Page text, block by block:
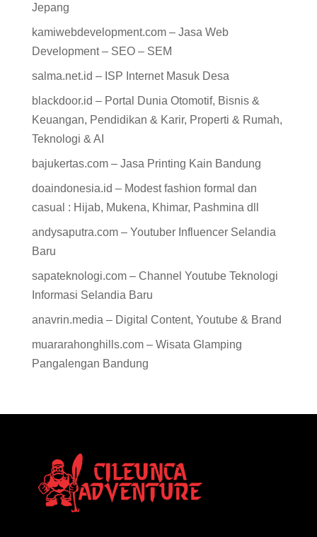
Jepang
kamiwebdevelopment.com – Jasa Web
Development – SEO – SEM
salma.net.id – ISP Internet Masuk Desa
blackdoor.id – Portal Dunia Otomotif, Bisnis &
Keuangan, Pendidikan & Karir, Properti & Rumah,
Teknologi & AI
bajukertas.com – Jasa Printing Kain Bandung
doaindonesia.id – Modest fashion formal dan
casual : Hijab, Mukena, Khimar, Pashmina dll
andysaputra.com – Youtuber Influencer Selandia
Baru
sapateknologi.com – Channel Youtube Teknologi
Informasi Selandia Baru
anavrin.media – Digital Content, Youtube & Brand
muararahonghills.com – Wisata Glamping
Pangalengan Bandung